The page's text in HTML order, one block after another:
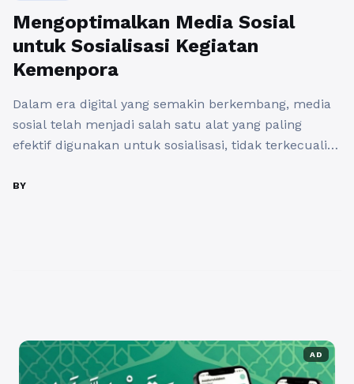
Mengoptimalkan Media Sosial
untuk Sosialisasi Kegiatan
Kemenpora
Dalam era digital yang semakin berkembang, media
sosial telah menjadi salah satu alat yang paling
efektif digunakan untuk sosialisasi, tidak terkecuali
(Kemenpora). Dengan memanfaatkan platform media
BY
AD